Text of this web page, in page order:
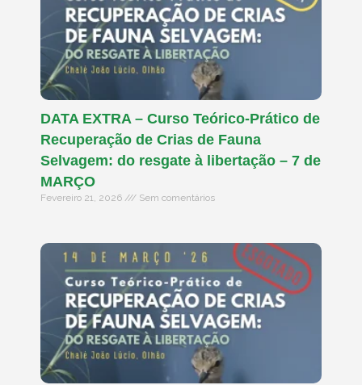
DATA EXTRA – Curso Teórico-Prático de
Recuperação de Crias de Fauna
Selvagem: do resgate à libertação – 7 de
MARÇO
Fevereiro 21, 2026 Sem comentários